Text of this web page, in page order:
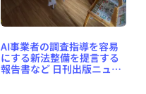
AI事業者の調査指導を容易
にする新法整備を提言する
報告書など 日刊出版ニュー